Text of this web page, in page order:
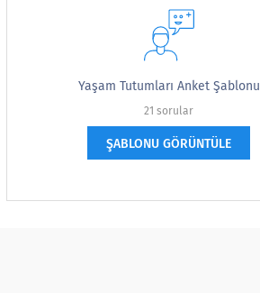
Yaşam Tutumları Anket Şablonu
21 sorular
ŞABLONU GÖRÜNTÜLE